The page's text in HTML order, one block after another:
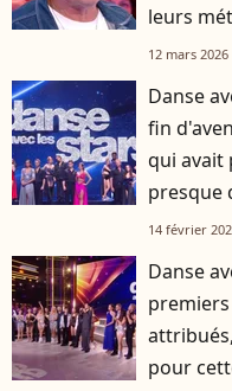
leurs
12 mars 2026
Danse
fin
qui avait
presque
14 février
Danse
pour